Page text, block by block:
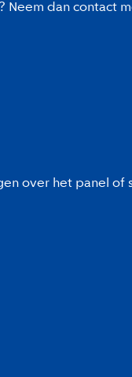
Neem dan contact
over het panel of